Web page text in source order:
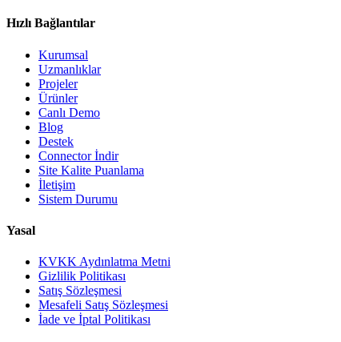
Hızlı Bağlantılar
Kurumsal
Uzmanlıklar
Projeler
Ürünler
Canlı Demo
Blog
Destek
Connector İndir
Site Kalite Puanlama
İletişim
Sistem Durumu
Yasal
KVKK Aydınlatma Metni
Gizlilik Politikası
Satış Sözleşmesi
Mesafeli Satış Sözleşmesi
İade ve İptal Politikası